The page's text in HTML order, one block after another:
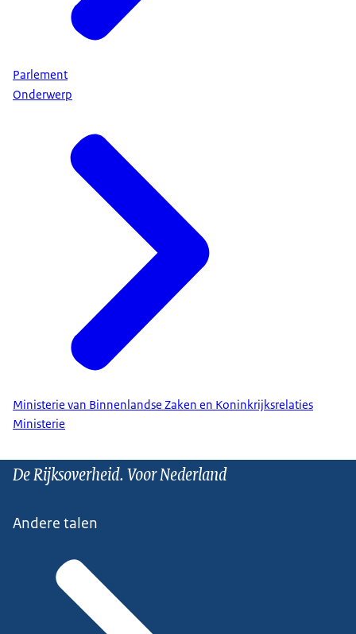
Parlement
Onderwerp
Ministerie van Binnenlandse Zaken en Koninkrijksrelaties
Ministerie
De Rijksoverheid. Voor Nederland
Andere talen